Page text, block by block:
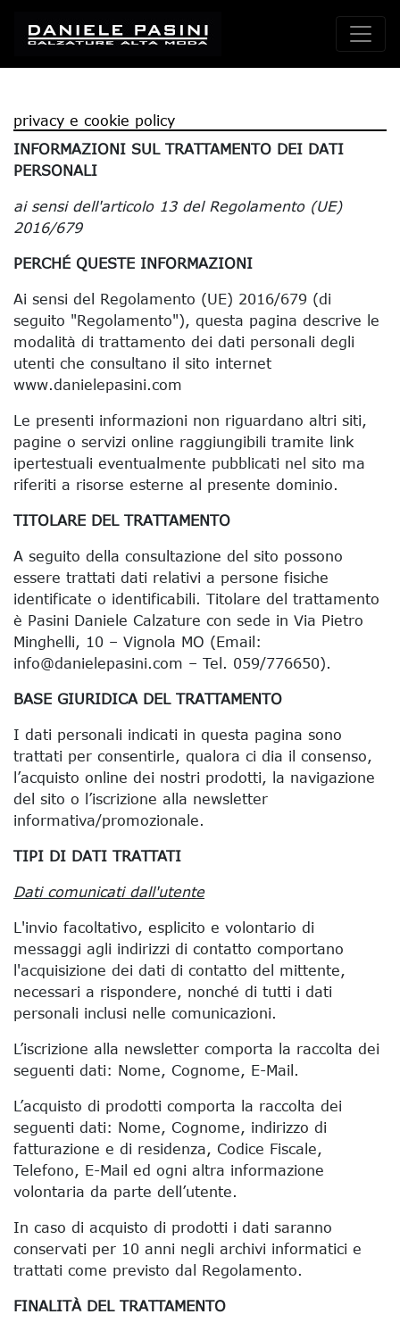
privacy e cookie policy
INFORMAZIONI SUL TRATTAMENTO DEI DATI
PERSONALI
ai sensi dell'articolo 13 del Regolamento (UE)
2016/679
PERCHÉ QUESTE INFORMAZIONI
Ai sensi del Regolamento (UE) 2016/679 (di
seguito "Regolamento"), questa pagina descrive le
modalità di trattamento dei dati personali degli
utenti che consultano il sito internet
www.danielepasini.com
Le presenti informazioni non riguardano altri siti,
pagine o servizi online raggiungibili tramite link
ipertestuali eventualmente pubblicati nel sito ma
riferiti a risorse esterne al presente dominio.
TITOLARE DEL TRATTAMENTO
A seguito della consultazione del sito possono
essere trattati dati relativi a persone fisiche
identificate o identificabili. Titolare del trattamento
è Pasini Daniele Calzature con sede in Via Pietro
Minghelli, 10 – Vignola MO (Email:
info@danielepasini.com – Tel. 059/776650).
BASE GIURIDICA DEL TRATTAMENTO
I dati personali indicati in questa pagina sono
trattati per consentirle, qualora ci dia il consenso,
l’acquisto online dei nostri prodotti, la navigazione
del sito o l’iscrizione alla newsletter
informativa/promozionale.
TIPI DI DATI TRATTATI
Dati comunicati dall'utente
L'invio facoltativo, esplicito e volontario di
messaggi agli indirizzi di contatto comportano
l'acquisizione dei dati di contatto del mittente,
necessari a rispondere, nonché di tutti i dati
personali inclusi nelle comunicazioni.
L’iscrizione alla newsletter comporta la raccolta dei
seguenti dati: Nome, Cognome, E-Mail.
L’acquisto di prodotti comporta la raccolta dei
seguenti dati: Nome, Cognome, indirizzo di
fatturazione e di residenza, Codice Fiscale,
Telefono, E-Mail ed ogni altra informazione
volontaria da parte dell’utente.
In caso di acquisto di prodotti i dati saranno
conservati per 10 anni negli archivi informatici e
trattati come previsto dal Regolamento.
FINALITÀ DEL TRATTAMENTO